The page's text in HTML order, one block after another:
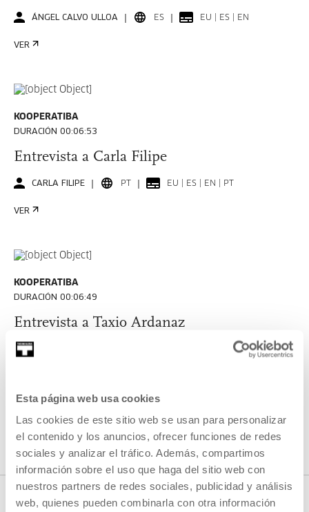
Esta página web usa cookies
Las cookies de este sitio web se usan para personalizar
el contenido y los anuncios, ofrecer funciones de redes
sociales y analizar el tráfico. Además, compartimos
información sobre el uso que haga del sitio web con
nuestros partners de redes sociales, publicidad y análisis
web, quienes pueden combinarla con otra información
ÁNGEL CALVO ULLOA ES EU | ES | EN
VER
KOOPERATIBA
DURACIÓN 00:06:53
Entrevista a Carla Filipe
CARLA FILIPE PT EU | ES | EN | PT
VER
KOOPERATIBA
DURACIÓN 00:06:49
Entrevista a Taxio Ardanaz
TAXIO ARDANAZ
VER TODO EL CONTENIDO